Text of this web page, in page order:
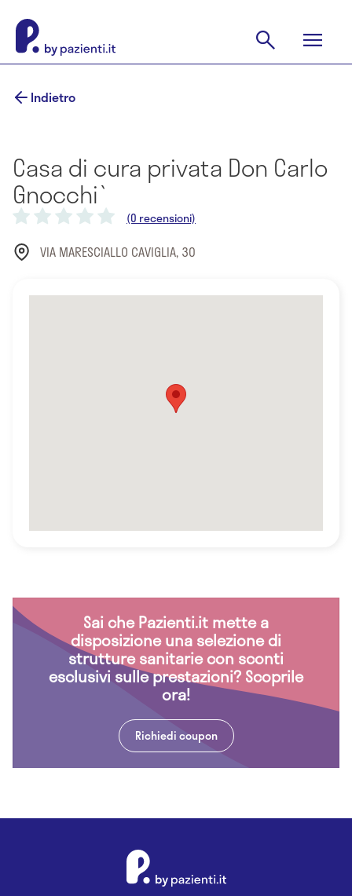
Indietro
Casa di cura privata Don Carlo
Gnocchi`
(0 recensioni)
VIA MARESCIALLO CAVIGLIA, 30
Sai che Pazienti.it mette a
disposizione una selezione di
strutture sanitarie con sconti
esclusivi sulle prestazioni? Scoprile
ora!
Richiedi coupon